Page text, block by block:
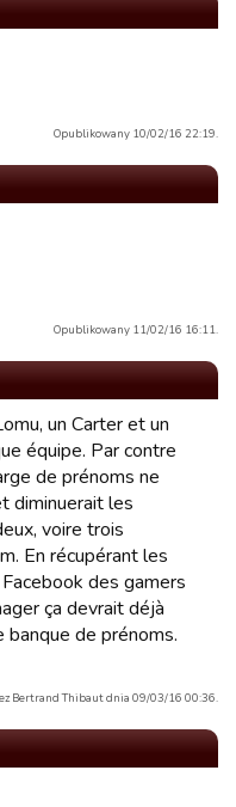
Opublikowany 10/02/16 22:19.
Opublikowany 11/02/16 16:11.
un Carter et un
équipe. Par contre
de prénoms ne
diminuerait les
voire trois
En récupérant les
des gamers
ça devrait déjà
de prénoms.
Bertrand Thibaut dnia 09/03/16 00:36.